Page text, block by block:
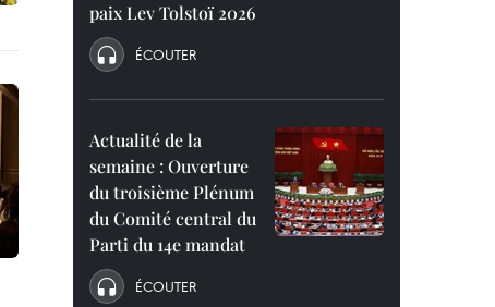
paix Lev Tolstoï 2026
ÉCOUTER
Actualité de la
semaine : Ouverture
du troisième Plénum
du Comité central du
Parti du 14e mandat
ÉCOUTER